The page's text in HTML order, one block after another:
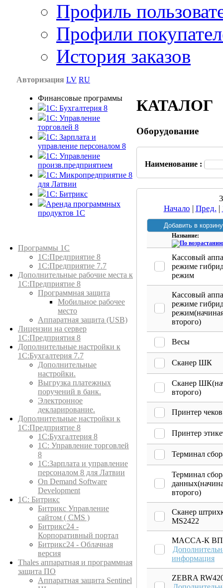
Профиль
Профили
История заказов
Авторизация LV RU
Финансовые программы
1С: Бухгалтерия 8
1C: Управление
торговлей 8
1C: Зарплата и
управление персоналом 8
1C: Управление
произв.предприятием
1С: Микропредприятие 8
для Латвии
1C: Битрикс
Аренда программных
продуктов 1С
Программы 1С
1С:Предприятие 8
1С:Предприятие 7.7
Дополнительные рабочие места к
1С:Предприятие 8
Программная защита
Мобильное рабочее
место
Аппаратная защита (USB)
Лицензии на сервер
1С:Предприятия 8
Дополнительные настройки к
1С:Бухгалтерия 7.7
Дополнительные
настройки.
Выгрузка платежных
поручений в банк.
Электронное
декларирование.
Дополнительные настройки к
1С:Предприятие 8
1С:Бухгалтерия 8
1C: Управление торговлей
8
1С:Зарплата и управление
персоналом 8 для Латвии
On Demand Software
Development
1С: Битрикс
Битрикс Управление
сайтом ( CMS )
Битрикс24 -
Корпоративный портал
Битрикс24 - Облачная
версия
Thales аппаратная и программная
защита ПО
Аппаратная защита Sentinel
КАТАЛОГ
Оборудование
Наименование :
Начало | Пред. |
Название:
Кассовый
режиме
режим
Кассовый
режиме
второго)
Весы
Сканер ШК
Сканер
второго)
Принтер чеков
Принтер
Терминал
Терминал
второго)
Сканер
MS2422
МACCA-К
информация
ZEBRA